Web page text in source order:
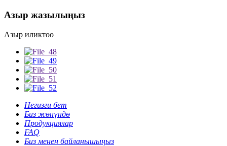
Азыр жазылыңыз
Азыр иликтөө
Негизги бет
Биз жөнүндө
Продукциялар
FAQ
Биз менен байланышыңыз